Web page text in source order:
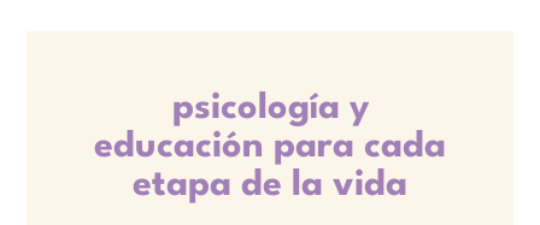
psicología y
educación para cada
etapa de la vida